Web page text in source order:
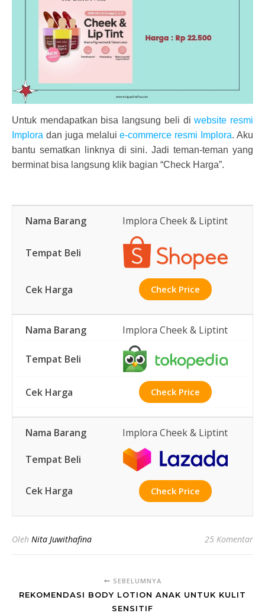
Untuk mendapatkan bisa langsung beli diwebsite resmi
Implora dan juga melaluie-commerce resmi Implora. Aku
bantu sematkan linknya di sini. Jadi teman-teman yang
berminat bisa langsung klik bagian “Check Harga”.
Implora Cheek & Liptint
Check Price
Implora Cheek & Liptint
Check Price
Implora Cheek & Liptint
Check Price
Oleh Nita Juwithafina 25 Komentar
SEBELUMNYA
REKOMENDASI BODY LOTION ANAK UNTUK KULIT
SENSITIF